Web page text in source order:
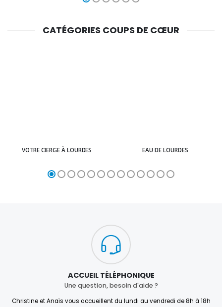
CATÉGORIES COUPS DE CŒUR
VOTRE CIERGE À LOURDES EAU DE LOURDES
ACCUEIL TÉLÉPHONIQUE
Une question, besoin d'aide ?
Christine et Anaïs vous accueillent du lundi au vendredi de 8h à 18h